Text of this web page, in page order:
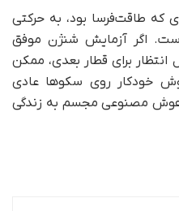
که طاقت‌فرسا بود، به حرکتی
اگر آزمایش شنژن موفق
برای قطار بعدی، ممکن
خودکار روی سکوها عادی
هوش مصنوعی مجسم به زندگی